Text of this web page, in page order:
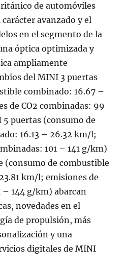
de automóviles
avanzado y el
en el segmento de la
óptica optimizada y
ampliamente
del MINI 3 puertas
combinado: 16.67 –
de CO2 combinadas: 99
puertas (consumo de
16.13 – 26.32 km/l;
101 – 141 g/km)
(consumo de combustible
km/l; emisiones de
– 144 g/km) abarcan
novedades en el
de propulsión, más
y una
digitales de MINI